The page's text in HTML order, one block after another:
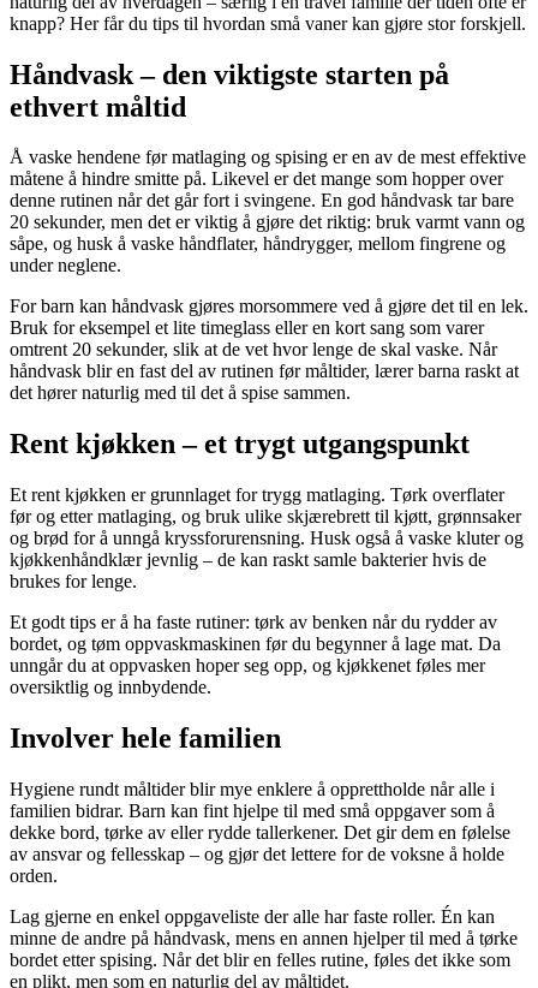
knapp? Her får du tips til hvordan små vaner kan gjøre stor forskjell.
Håndvask – den viktigste starten på
ethvert måltid
Å vaske hendene før matlaging og spising er en av de mest effektive
måtene å hindre smitte på. Likevel er det mange som hopper over
denne rutinen når det går fort i svingene. En god håndvask tar bare
20 sekunder, men det er viktig å gjøre det riktig: bruk varmt vann og
såpe, og husk å vaske håndflater, håndrygger, mellom fingrene og
under neglene.
For barn kan håndvask gjøres morsommere ved å gjøre det til en lek.
Bruk for eksempel et lite timeglass eller en kort sang som varer
omtrent 20 sekunder, slik at de vet hvor lenge de skal vaske. Når
håndvask blir en fast del av rutinen før måltider, lærer barna raskt at
det hører naturlig med til det å spise sammen.
Rent kjøkken – et trygt utgangspunkt
Et rent kjøkken er grunnlaget for trygg matlaging. Tørk overflater
før og etter matlaging, og bruk ulike skjærebrett til kjøtt, grønnsaker
og brød for å unngå kryssforurensning. Husk også å vaske kluter og
kjøkkenhåndklær jevnlig – de kan raskt samle bakterier hvis de
brukes for lenge.
Et godt tips er å ha faste rutiner: tørk av benken når du rydder av
bordet, og tøm oppvaskmaskinen før du begynner å lage mat. Da
unngår du at oppvasken hoper seg opp, og kjøkkenet føles mer
oversiktlig og innbydende.
Involver hele familien
Hygiene rundt måltider blir mye enklere å opprettholde når alle i
familien bidrar. Barn kan fint hjelpe til med små oppgaver som å
dekke bord, tørke av eller rydde tallerkener. Det gir dem en følelse
av ansvar og fellesskap – og gjør det lettere for de voksne å holde
orden.
Lag gjerne en enkel oppgaveliste der alle har faste roller. Én kan
minne de andre på håndvask, mens en annen hjelper til med å tørke
bordet etter spising. Når det blir en felles rutine, føles det ikke som
en plikt, men som en naturlig del av måltidet.